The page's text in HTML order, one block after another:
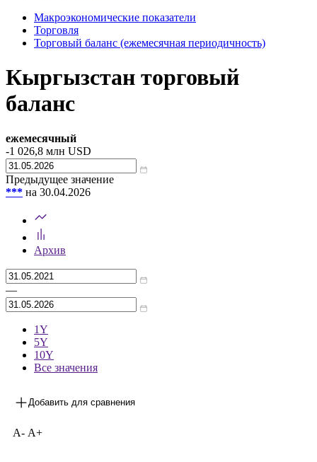
Макроэкономические показатели
Торговля
Торговый баланс (ежемесячная периодичность)
Кыргызстан торговый
баланс
ежемесячный
-1 026,8 млн USD
Предыдущее значение
*** на 30.04.2026
Архив
—
1Y
5Y
10Y
Все значения
Добавить для сравнения